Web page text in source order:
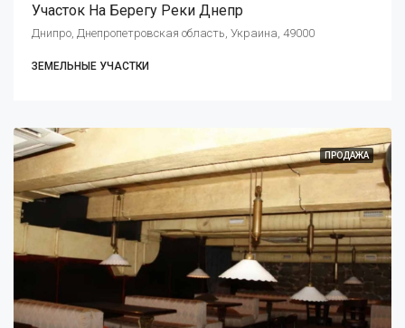
Участок На Берегу Реки Днепр
Днипро, Днепропетровская область, Украина, 49000
ЗЕМЕЛЬНЫЕ УЧАСТКИ
ПРОДАЖА